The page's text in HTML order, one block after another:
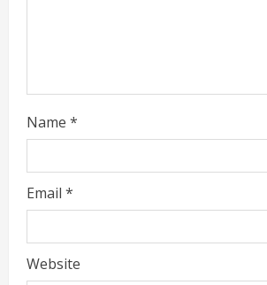
Name *
Email *
Website